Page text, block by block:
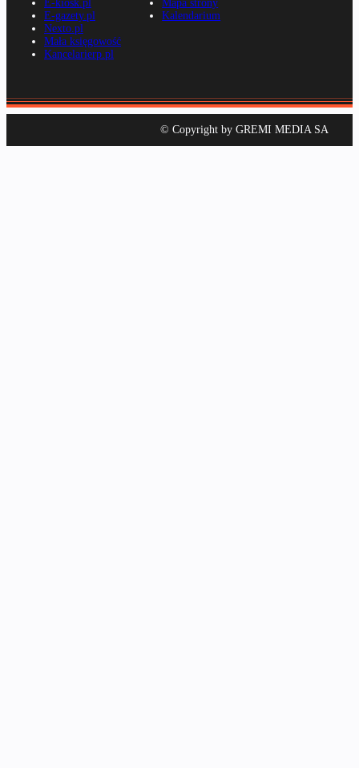
E-kiosk.pl
E-gazety.pl
Nexto.pl
Mała księgowość
Kancelarierp.pl
Mapa strony
Kalendarium
© Copyright by GREMI MEDIA SA